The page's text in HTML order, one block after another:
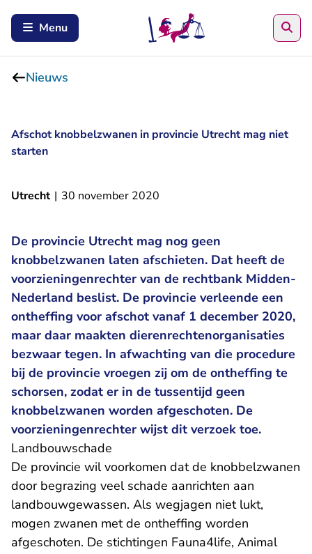
Menu
Nieuws
Afschot knobbelzwanen in provincie Utrecht mag niet
starten
Utrecht | 30 november 2020
De provincie Utrecht mag nog geen
knobbelzwanen laten afschieten. Dat heeft de
voorzieningenrechter van de rechtbank Midden-
Nederland beslist. De provincie verleende een
ontheffing voor afschot vanaf 1 december 2020,
maar daar maakten dierenrechtenorganisaties
bezwaar tegen. In afwachting van die procedure
bij de provincie vroegen zij om de ontheffing te
schorsen, zodat er in de tussentijd geen
knobbelzwanen worden afgeschoten. De
voorzieningenrechter wijst dit verzoek toe.
Landbouwschade
De provincie wil voorkomen dat de knobbelzwanen
door begrazing veel schade aanrichten aan
landbouwgewassen. Als wegjagen niet lukt,
mogen zwanen met de ontheffing worden
afgeschoten. De stichtingen Fauna4life, Animal